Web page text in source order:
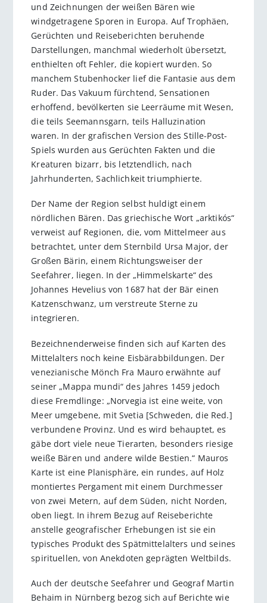
und Zeichnungen der weißen Bären wie
windgetragene Sporen in Europa. Auf Trophäen,
Gerüchten und Reiseberichten beruhende
Darstellungen, manchmal wiederholt übersetzt,
enthielten oft Fehler, die kopiert wurden. So
manchem Stubenhocker lief die Fantasie aus dem
Ruder. Das Vakuum fürchtend, Sensationen
erhoffend, bevölkerten sie Leerräume mit Wesen,
die teils Seemannsgarn, teils Halluzination
waren. In der grafischen Version des Stille-Post-
Spiels wurden aus Gerüchten Fakten und die
Kreaturen bizarr, bis letztendlich, nach
Jahrhunderten, Sachlichkeit triumphierte.
Der Name der Region selbst huldigt einem
nördlichen Bären. Das griechische Wort „arktikós“
verweist auf Regionen, die, vom Mittelmeer aus
betrachtet, unter dem Sternbild Ursa Major, der
Großen Bärin, einem Richtungsweiser der
Seefahrer, liegen. In der „Himmelskarte“ des
Johannes Hevelius von 1687 hat der Bär einen
Katzenschwanz, um verstreute Sterne zu
integrieren.
Bezeichnenderweise finden sich auf Karten des
Mittelalters noch keine Eisbärabbildungen. Der
venezianische Mönch Fra Mauro erwähnte auf
seiner „Mappa mundi“ des Jahres 1459 jedoch
diese Fremdlinge: „Norvegia ist eine weite, von
Meer umgebene, mit Svetia [Schweden, die Red.]
verbundene Provinz. Und es wird behauptet, es
gäbe dort viele neue Tierarten, besonders riesige
weiße Bären und andere wilde Bestien.“ Mauros
Karte ist eine Planisphäre, ein rundes, auf Holz
montiertes Pergament mit einem Durchmesser
von zwei Metern, auf dem Süden, nicht Norden,
oben liegt. In ihrem Bezug auf Reiseberichte
anstelle geografischer Erhebungen ist sie ein
typisches Produkt des Spätmittel­alters und seines
spirituellen, von Anekdoten geprägten Weltbilds.
Auch der deutsche Seefahrer und Geograf Martin
Behaim in Nürnberg bezog sich auf Berichte wie